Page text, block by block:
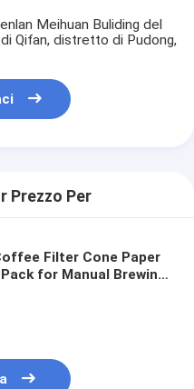
Meihuan Buliding del
Qifan, distretto di Pudong,
Prezzo Per
Filter Cone Paper
for Manual Brewing